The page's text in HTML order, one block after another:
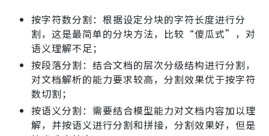
按字符数分割：根据设定分块的字符长度进行分
割，这是最简单的分块方法，比较“傻瓜式”，对
语义理解不足；
按段落分割：结合文档的层次分级结构进行分割，
对文档解析的能力要求较高，分割效果优于按字符
数切割；
按语义分割：需要结合模型能力对文档内容加以理
解，并按语义进行分割和拼接，分割效果好，但是